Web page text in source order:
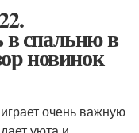
спальню в
новинок
очень важную